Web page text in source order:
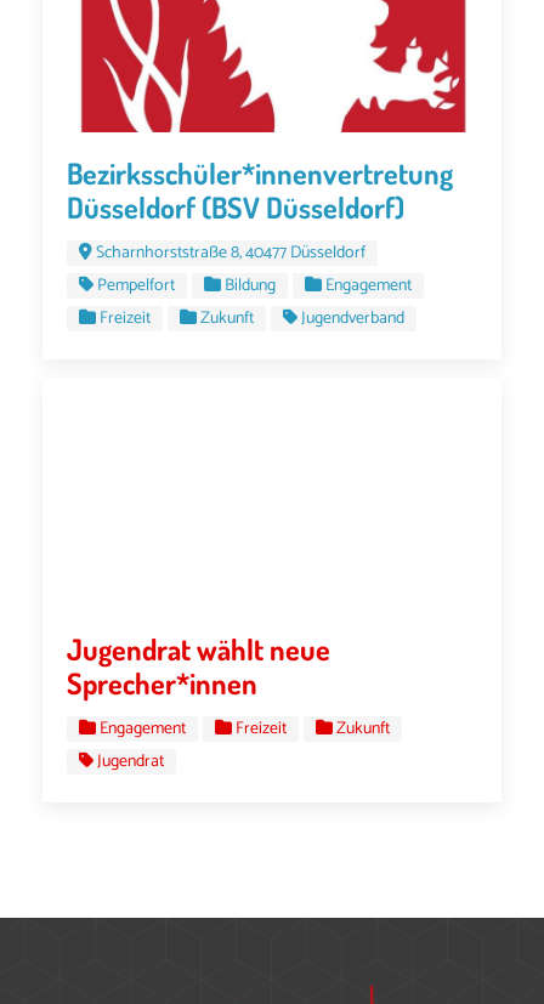
Bezirksschüler*innenvertretung
Düsseldorf (BSV Düsseldorf)
Scharnhorststraße 8, 40477 Düsseldorf
Pempelfort
Bildung
Engagement
Freizeit
Zukunft Jugendverband
Jugendrat wählt neue
Sprecher*innen
Engagement Freizeit
Zukunft
Jugendrat